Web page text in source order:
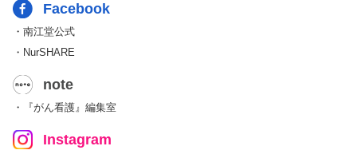
Facebook
・南江堂公式
・NurSHARE
note
・『がん看護』編集室
Instagram